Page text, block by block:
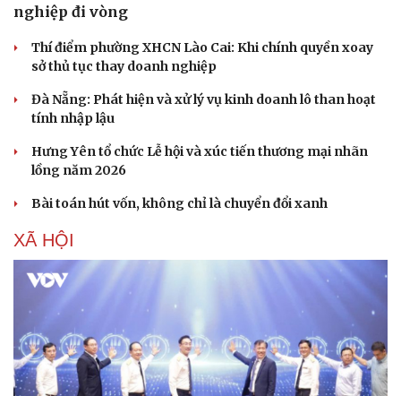
nghiệp đi vòng
Thí điểm phường XHCN Lào Cai: Khi chính quyền xoay
sở thủ tục thay doanh nghiệp
Đà Nẵng: Phát hiện và xử lý vụ kinh doanh lô than hoạt
tính nhập lậu
Hưng Yên tổ chức Lễ hội và xúc tiến thương mại nhãn
lồng năm 2026
Bài toán hút vốn, không chỉ là chuyển đổi xanh
XÃ HỘI